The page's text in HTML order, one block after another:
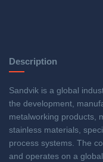
Description
Sandvik is a global
the development,
metalworking products,
stainless materials,
process systems. The
and operates on a